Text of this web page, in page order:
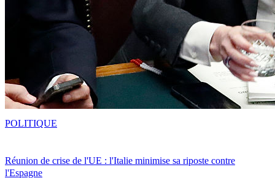
Réunion de crise de l'UE : l'Italie minimise sa riposte contre
l'Espagne
POLITIQUE